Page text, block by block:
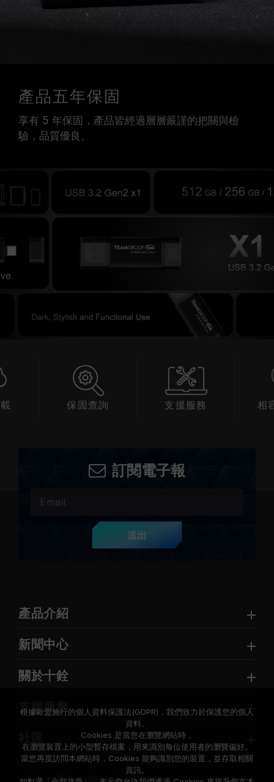
產品五年保固
享有 5 年保固，產品皆經過層層嚴謹的把關與檢
驗，品質優良。
保固查詢 支援服務 相
訂閱電子報
送出
產品介紹
新聞中心
關於十銓
支援服務
根據歐盟施行的個人資料保護法(GDPR)，我們致力於保護您的個人
資料。
Cookies 是當您在瀏覽網站時，
在瀏覽裝置上的小型暫存檔案，用來識別每位使用者的瀏覽偏好。
當您再度訪問本網站時，Cookies 能夠識別您的裝置，並存取相關
資訊。